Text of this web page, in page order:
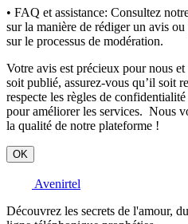
• FAQ et assistance: Consultez
sur la manière de rédiger un avis
sur le processus de modération.
Votre avis est précieux pour nous
soit publié, assurez-vous qu’il soit
respecte les règles de
pour améliorer les services. Nous
la qualité de notre plateforme !
OK
Avenirtel
Découvrez les secrets de l'amour,